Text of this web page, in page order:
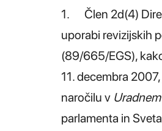
1. Člen 2d(4)
uporabi revizijskih
(89/665/EGS),
11. decembra
naročilu v
parlamenta in